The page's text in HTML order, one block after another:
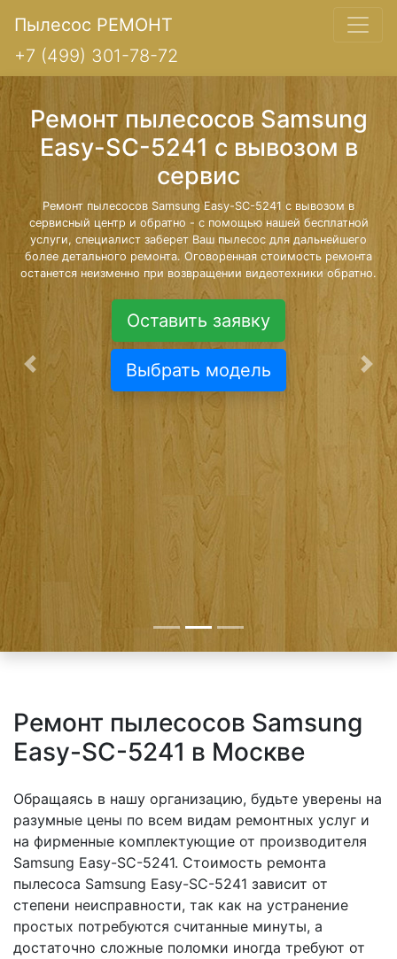
Пылесос РЕМОНТ
+7 (499) 301-78-72
Ремонт пылесосов Samsung
Easy-SC-5241 с вывозом в
сервис
Ремонт пылесосов Samsung Easy-SC-5241 с вывозом в
сервисный центр и обратно - с помощью нашей бесплатной
услуги, специалист заберет Ваш пылесос для дальнейшего
более детального ремонта. Оговоренная стоимость ремонта
останется неизменно при возвращении видеотехники обратно.
Оставить заявку
Выбрать модель
Предыдущая
Ремонт пылесосов Samsung
Easy-SC-5241 в Москве
Обращаясь в нашу организацию, будьте уверены на
разумные цены по всем видам ремонтных услуг и
на фирменные комплектующие от производителя
Samsung Easy-SC-5241. Стоимость ремонта
пылесоса Samsung Easy-SC-5241 зависит от
степени неисправности, так как на устранение
простых потребуются считанные минуты, а
достаточно сложные поломки иногда требуют от